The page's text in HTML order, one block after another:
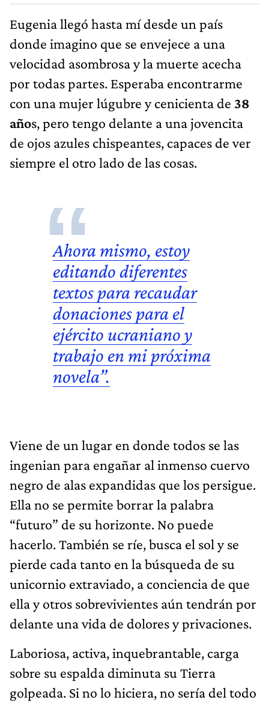
Eugenia llegó hasta mí desde un país
donde imagino que se envejece a una
velocidad asombrosa y la muerte acecha
por todas partes. Esperaba encontrarme
con una mujer lúgubre y cenicienta de 38
años, pero tengo delante a una jovencita
de ojos azules chispeantes, capaces de ver
siempre el otro lado de las cosas.
Ahora mismo, estoy
editando diferentes
textos para recaudar
donaciones para el
ejército ucraniano y
trabajo en mi próxima
novela”.
Viene de un lugar en donde todos se las
ingenian para engañar al inmenso cuervo
negro de alas expandidas que los persigue.
Ella no se permite borrar la palabra
“futuro” de su horizonte. No puede
hacerlo. También se ríe, busca el sol y se
pierde cada tanto en la búsqueda de su
unicornio extraviado, a conciencia de que
ella y otros sobrevivientes aún tendrán por
delante una vida de dolores y privaciones.
Laboriosa, activa, inquebrantable, carga
sobre su espalda diminuta su Tierra
golpeada. Si no lo hiciera, no sería del todo